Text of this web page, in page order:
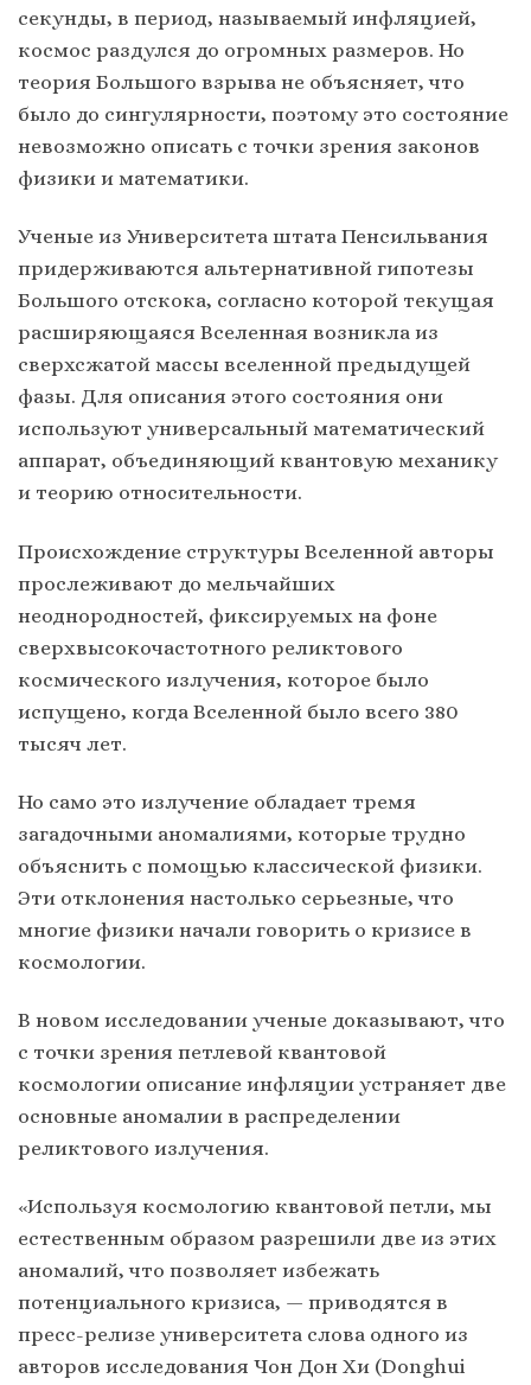
секунды, в период, называемый инфляцией,
космос раздулся до огромных размеров. Но
теория Большого взрыва не объясняет, что
было до сингулярности, поэтому это состояние
невозможно описать с точки зрения законов
физики и математики.
Ученые из Университета штата Пенсильвания
придерживаются альтернативной гипотезы
Большого отскока, согласно которой текущая
расширяющаяся Вселенная возникла из
сверхсжатой массы вселенной предыдущей
фазы. Для описания этого состояния они
используют универсальный математический
аппарат, объединяющий квантовую механику
и теорию относительности.
Происхождение структуры Вселенной авторы
прослеживают до мельчайших
неоднородностей, фиксируемых на фоне
сверхвысокочастотного реликтового
космического излучения, которое было
испущено, когда Вселенной было всего 380
тысяч лет.
Но само это излучение обладает тремя
загадочными аномалиями, которые трудно
объяснить с помощью классической физики.
Эти отклонения настолько серьезные, что
многие физики начали говорить о кризисе в
космологии.
В новом исследовании ученые доказывают, что
с точки зрения петлевой квантовой
космологии описание инфляции устраняет две
основные аномалии в распределении
реликтового излучения.
«Используя космологию квантовой петли, мы
естественным образом разрешили две из этих
аномалий, что позволяет избежать
потенциального кризиса, — приводятся в
пресс-релизе университета слова одного из
авторов исследования Чон Дон Хи (Donghui